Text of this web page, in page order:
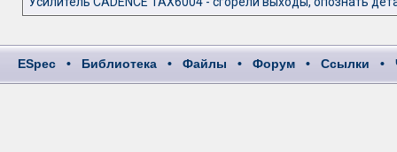
ESpec • Библиотека • Файлы • Форум • Ссылки •